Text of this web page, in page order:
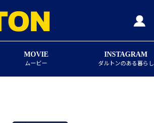
MOVIE
ムービー
INSTAGRAM
ダルトンのある暮らし